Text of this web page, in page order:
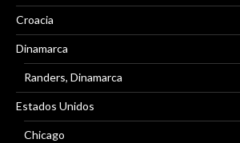
Croacia
Dinamarca
Randers, Dinamarca
Estados Unidos
Chicago